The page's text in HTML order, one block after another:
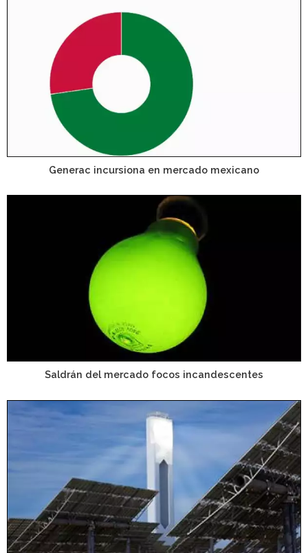
Generac incursiona en mercado mexicano
Saldrán del mercado focos incandescentes